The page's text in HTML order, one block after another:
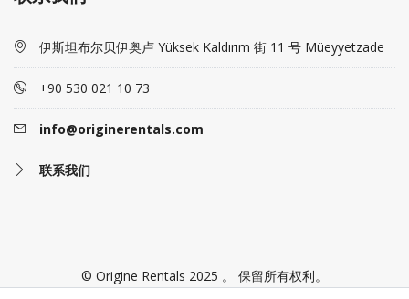
伊斯坦布尔贝伊奥卢 Yüksek Kaldırım 街 11 号 Müeyyetzade
+90 530 021 10 73
info@originerentals.com
联系我们
© Origine Rentals 2025 。 保留所有权利。